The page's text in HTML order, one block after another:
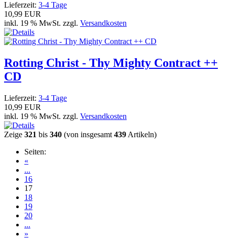
Lieferzeit: 3-4 Tage
10,99 EUR
inkl. 19 % MwSt. zzgl. Versandkosten
Rotting Christ - Thy Mighty Contract ++
CD
Lieferzeit: 3-4 Tage
10,99 EUR
inkl. 19 % MwSt. zzgl. Versandkosten
Zeige 321 bis 340 (von insgesamt 439 Artikeln)
Seiten:
«
...
16
17
18
19
20
...
»